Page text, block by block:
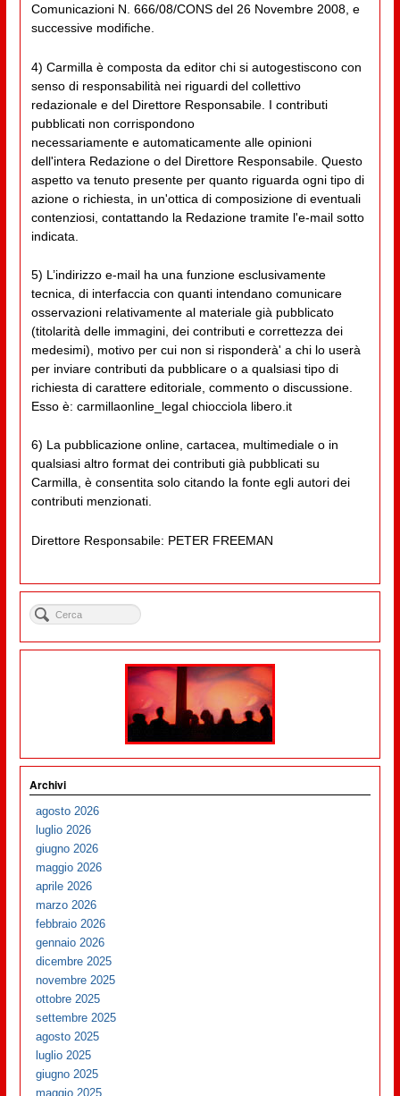
Comunicazioni N. 666/08/CONS del 26 Novembre 2008, e
successive modifiche.
4) Carmilla è composta da editor chi si autogestiscono con
senso di responsabilità nei riguardi del collettivo
redazionale e del Direttore Responsabile. I contributi
pubblicati non corrispondono
necessariamente e automaticamente alle opinioni
dell'intera Redazione o del Direttore Responsabile. Questo
aspetto va tenuto presente per quanto riguarda ogni tipo di
azione o richiesta, in un'ottica di composizione di eventuali
contenziosi, contattando la Redazione tramite l'e-mail sotto
indicata.
5) L’indirizzo e-mail ha una funzione esclusivamente
tecnica, di interfaccia con quanti intendano comunicare
osservazioni relativamente al materiale già pubblicato
(titolarità delle immagini, dei contributi e correttezza dei
medesimi), motivo per cui non si risponderà' a chi lo userà
per inviare contributi da pubblicare o a qualsiasi tipo di
richiesta di carattere editoriale, commento o discussione.
Esso è: carmillaonline_legal chiocciola libero.it
6) La pubblicazione online, cartacea, multimediale o in
qualsiasi altro format dei contributi già pubblicati su
Carmilla, è consentita solo citando la fonte egli autori dei
contributi menzionati.
Direttore Responsabile: PETER FREEMAN
Archivi
agosto 2026
luglio 2026
giugno 2026
maggio 2026
aprile 2026
marzo 2026
febbraio 2026
gennaio 2026
dicembre 2025
novembre 2025
ottobre 2025
settembre 2025
agosto 2025
luglio 2025
giugno 2025
maggio 2025